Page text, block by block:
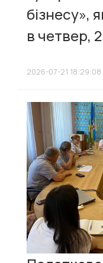
бізнесу»,
в четвер,
2026-07-21 18:29:08